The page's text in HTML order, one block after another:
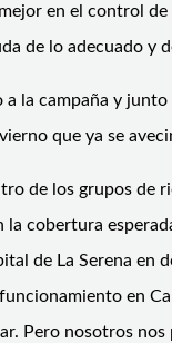
en el control
de lo adecuado
la campaña y
que ya se
de los grupos
cobertura
de La Serena
en
Pero nosotros